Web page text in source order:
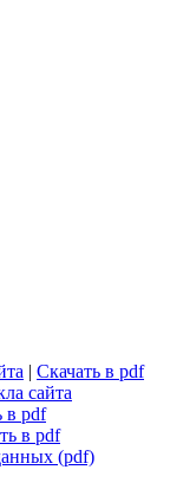
| Скачать в pdf
сайта
в pdf
в pdf
(pdf)